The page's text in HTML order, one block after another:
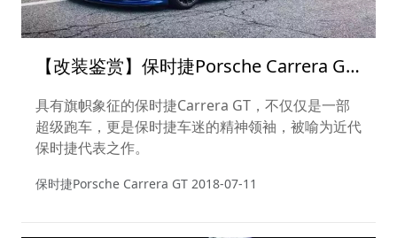
【改装鉴赏】保时捷Porsche Carrera GT
配备 HRE轮毂！
具有旗帜象征的保时捷Carrera GT，不仅仅是一部
超级跑车，更是保时捷车迷的精神领袖，被喻为近代
保时捷代表之作。
保时捷Porsche Carrera GT 2018-07-11